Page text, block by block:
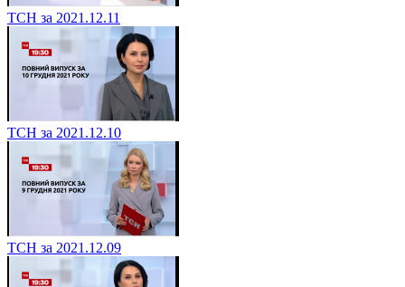
ТСН за 2021.12.11
ТСН за 2021.12.10
ТСН за 2021.12.09